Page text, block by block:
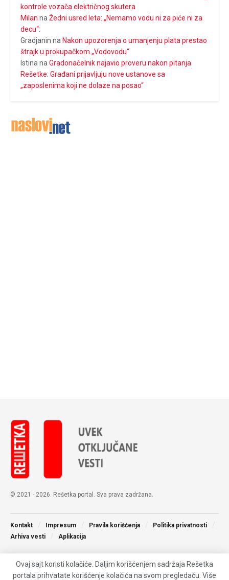
kontrole vozača električnog skutera
Milan na Žedni usred leta: „Nemamo vodu ni za piće ni za
decu“:
Gradjanin na Nakon upozorenja o umanjenju plata prestao
štrajk u prokupačkom „Vodovodu“
Istina na Gradonačelnik najavio proveru nakon pitanja
Rešetke: Građani prijavljuju nove ustanove sa
„zaposlenima koji ne dolaze na posao“
© 2021 - 2026. Rešetka portal. Sva prava zadržana.
Kontakt Impresum Pravila korišćenja
Politika privatnosti
Arhiva vesti
Aplikacija
Ovaj sajt koristi kolačiće. Daljim korišćenjem sadržaja Rešetka
portala prihvatate korišćenje kolačića na svom pregledaču. Više